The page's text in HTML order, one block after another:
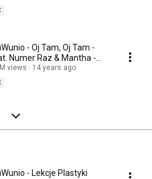
- Oj Tam, Oj Tam -
Numer Raz & Mantha -
Paff Bangerski
views
14 years ago
- Lekcje Plastyki